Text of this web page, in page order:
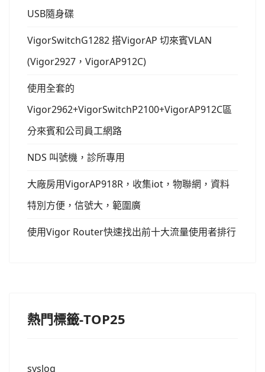
USB隨身碟
VigorSwitchG1282 搭VigorAP 切來賓VLAN
(Vigor2927，VigorAP912C)
使用全套的
Vigor2962+VigorSwitchP2100+VigorAP912C區
分來賓和公司員工網路
NDS 叫號機，診所專用
大廠房用VigorAP918R，收集iot，物聯網，資料
特別方便，信號大，範圍廣
使用Vigor Router快速找出前十大流量使用者排行
熱門標籤-TOP25
syslog